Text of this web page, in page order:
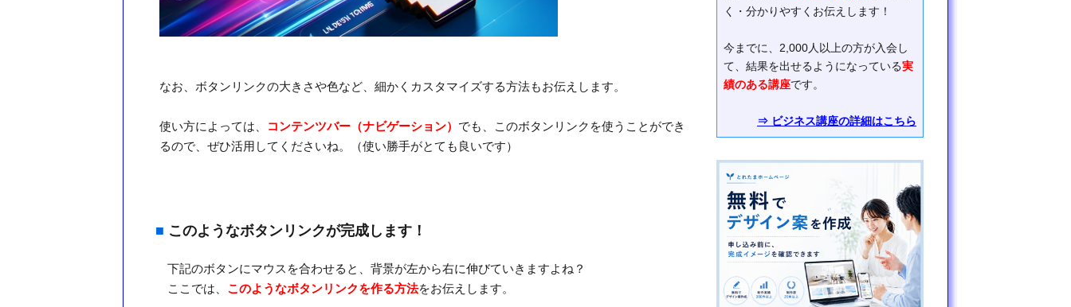
なお、ボタンリンクの大きさや色など、細かくカスタマイズする方法もお伝えします。
使い方によっては、 コンテンツバー（ナビゲーション） でも、このボタンリンクを使うことができ
るので、ぜひ活用してくださいね。（使い勝手がとても良いです）
■ このようなボタンリンクが完成します！
下記のボタンにマウスを合わせると、背景が左から右に伸びていきますよね？
ここでは、 このようなボタンリンクを作る方法をお伝えします。
く・分かりやすくお伝えします！
今までに、2,000人以上の方が入会し
て、結果を出せるようになっている実
績のある講座です。
⇒ ビジネス講座の詳細はこちら